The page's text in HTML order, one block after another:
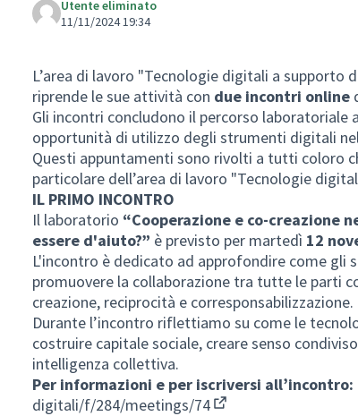
Utente eliminato
11/11/2024 19:34
L’area di lavoro "Tecnologie digitali a supporto
riprende le sue attività con due incontri online
Gli incontri concludono il percorso laboratoriale
opportunità di utilizzo degli strumenti digitali
Questi appuntamenti sono rivolti a tutti coloro
particolare dell’area di lavoro "Tecnologie
IL PRIMO INCONTRO
Il laboratorio “Cooperazione e co-creazione
essere d'aiuto?” è previsto per martedì 12
L'incontro è dedicato ad approfondire come
promuovere la collaborazione tra tutte le parti
creazione, reciprocità e corresponsabilizzazione.
Durante l’incontro riflettiamo su come le
costruire capitale sociale, creare senso
intelligenza collettiva.
Per informazioni e per iscriversi all’incontro:
digitali/f/284/meetings/74